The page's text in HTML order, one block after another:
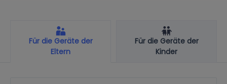
Für die Geräte der
Eltern
Für die Geräte der
Kinder